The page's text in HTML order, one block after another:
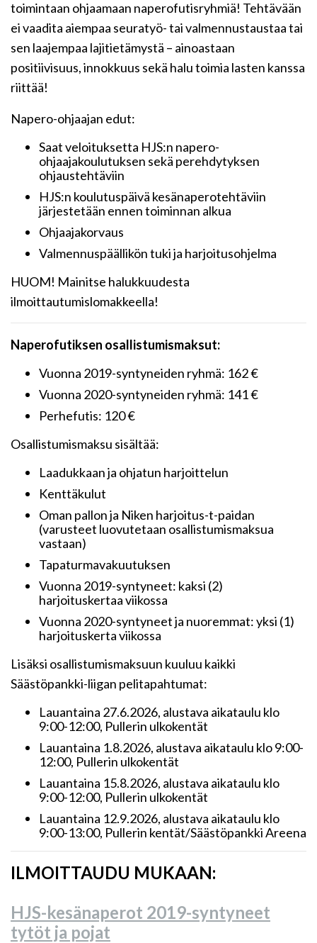
toimintaan ohjaamaan naperofutisryhmiä! Tehtävään
ei vaadita aiempaa seuratyö- tai valmennustaustaa tai
sen laajempaa lajitietämystä – ainoastaan
positiivisuus, innokkuus sekä halu toimia lasten kanssa
riittää!
Napero-ohjaajan edut:
Saat veloituksetta HJS:n napero-
ohjaajakoulutuksen sekä perehdytyksen
ohjaustehtäviin
HJS:n koulutuspäivä kesänaperotehtäviin
järjestetään ennen toiminnan alkua
Ohjaajakorvaus
Valmennuspäällikön tuki ja harjoitusohjelma
HUOM! Mainitse halukkuudesta
ilmoittautumislomakkeella!
Naperofutiksen osallistumismaksut:
Vuonna 2019-syntyneiden ryhmä: 162 €
Vuonna 2020-syntyneiden ryhmä: 141 €
Perhefutis: 120 €
Osallistumismaksu sisältää:
Laadukkaan ja ohjatun harjoittelun
Kenttäkulut
Oman pallon ja Niken harjoitus-t-paidan
(varusteet luovutetaan osallistumismaksua
vastaan)
Tapaturmavakuutuksen
Vuonna 2019-syntyneet: kaksi (2)
harjoituskertaa viikossa
Vuonna 2020-syntyneet ja nuoremmat: yksi (1)
harjoituskerta viikossa
Lisäksi osallistumismaksuun kuuluu kaikki
Säästöpankki-liigan pelitapahtumat:
Lauantaina 27.6.2026, alustava aikataulu klo
9:00-12:00, Pullerin ulkokentät
Lauantaina 1.8.2026, alustava aikataulu klo 9:00-
12:00, Pullerin ulkokentät
Lauantaina 15.8.2026, alustava aikataulu klo
9:00-12:00, Pullerin ulkokentät
Lauantaina 12.9.2026, alustava aikataulu klo
9:00-13:00, Pullerin kentät/Säästöpankki Areena
ILMOITTAUDU MUKAAN:
HJS-kesänaperot 2019-syntyneet
tytöt ja pojat